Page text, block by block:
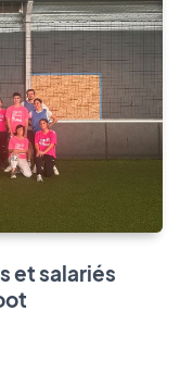
et salariés